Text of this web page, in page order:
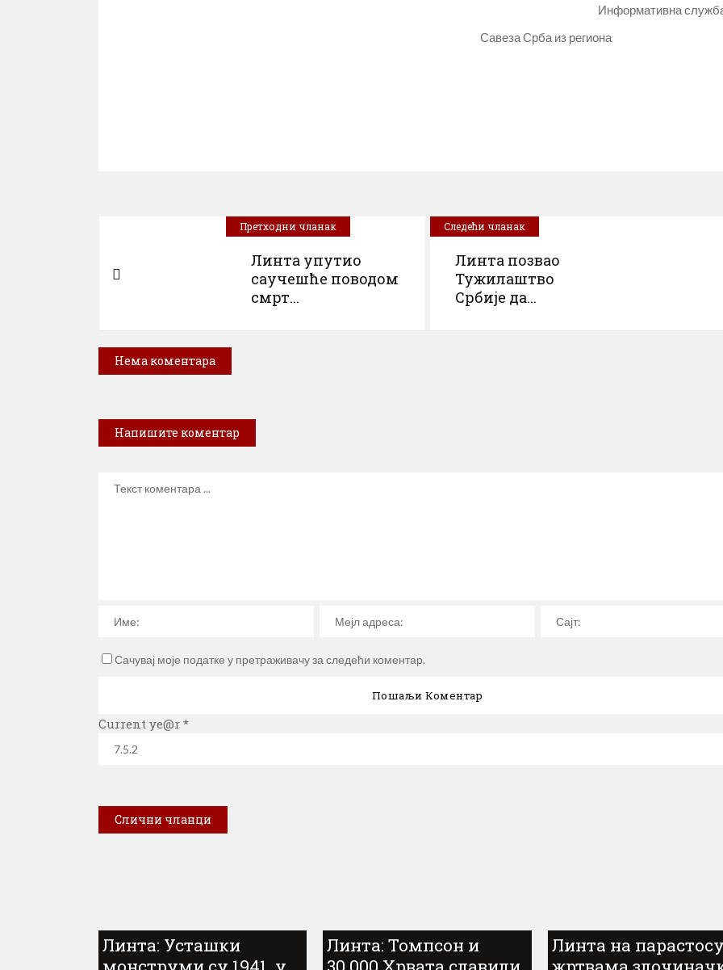
Информативна
Савеза Срба из региона
Претходни чланак
Линта упутио
саучешће поводом
смрт...
Следећи чланак
Линта позвао
Тужилаштво
Србије да...
Нема коментара
Напишите коментар
Сачувај моје податке у претраживачу за следећи коментар.
Current ye@r *
Слични чланци
Линта: Усташки
Линта: Томпсон и
Линта на